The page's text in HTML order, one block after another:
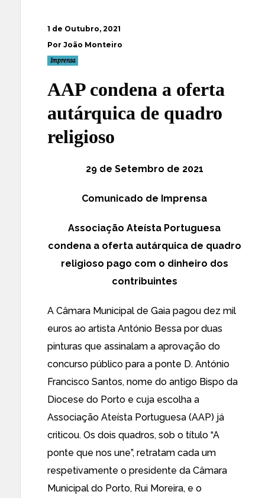
1 de Outubro, 2021
Por João Monteiro
Imprensa
AAP condena a oferta
autárquica de quadro
religioso
29 de Setembro de 2021
Comunicado de Imprensa
Associação Ateísta Portuguesa
condena a oferta autárquica de quadro
religioso pago com o dinheiro dos
contribuintes
A Câmara Municipal de Gaia pagou dez mil
euros ao artista António Bessa por duas
pinturas que assinalam a aprovação do
concurso público para a ponte D. António
Francisco Santos, nome do antigo Bispo da
Diocese do Porto e cuja escolha a
Associação Ateísta Portuguesa (AAP) já
criticou. Os dois quadros, sob o título “A
ponte que nos une”, retratam cada um
respetivamente o presidente da Câmara
Municipal do Porto, Rui Moreira, e o